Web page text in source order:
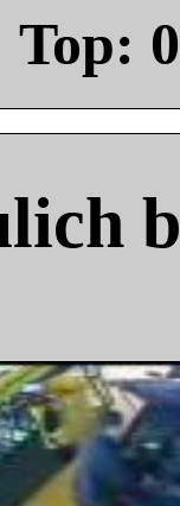
Top: 0